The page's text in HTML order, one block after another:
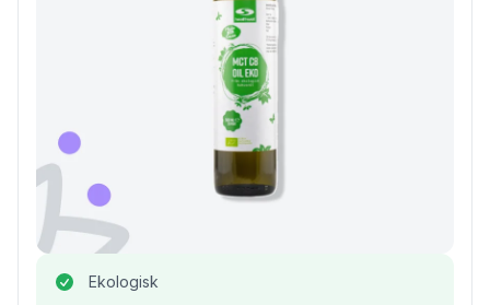
Ekologisk